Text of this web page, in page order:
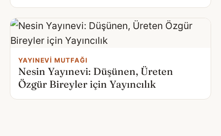
YAYINEVI MUTFAĞI
Nesin Yayınevi: Düşünen, Üreten
Özgür Bireyler için Yayıncılık